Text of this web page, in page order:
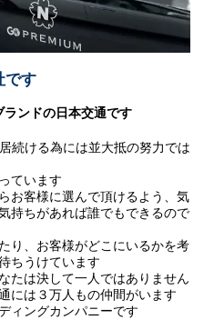
です
ンドの日本交通です
続ける為には並大抵の努力では
ています
お客様に選んで頂けるよう、気
持ちがあれば誰でもできるので
り、お客様がどこにいるかを考
ちうけています
たは決して一人ではありません
には３万人もの仲間がいます
ィングカンパニーです